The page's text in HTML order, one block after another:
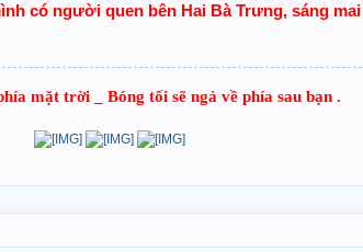
có người quen bên Hai Bà Trưng, sáng
mặt trời _ Bóng tối sẽ ngả về phía sau bạn .